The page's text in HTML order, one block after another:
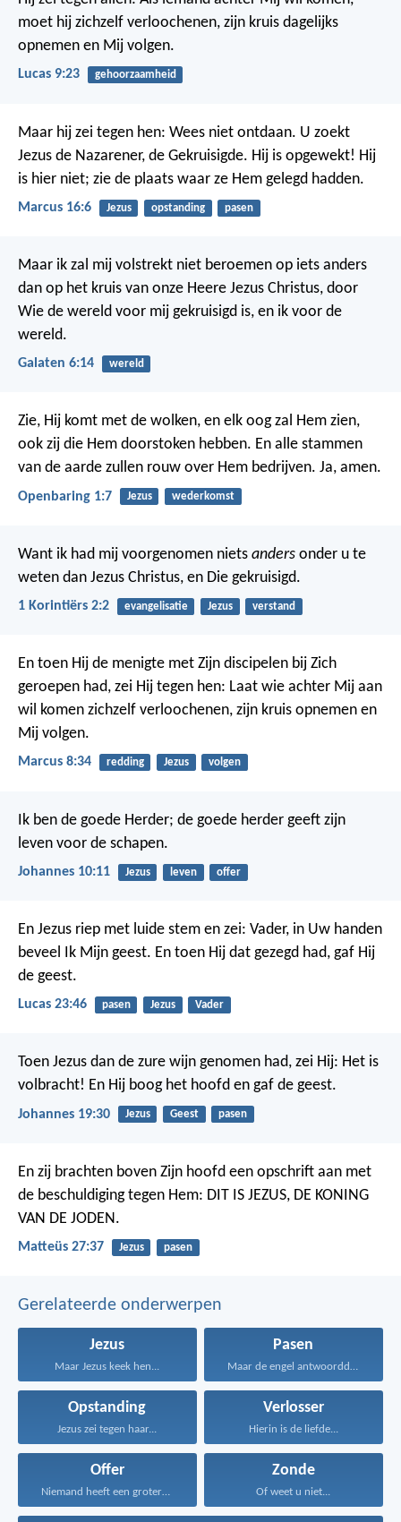
moet hij zichzelf verloochenen, zijn kruis dagelijks
opnemen en Mij volgen.
Lucas 9:23 gehoorzaamheid
Maar hij zei tegen hen: Wees niet ontdaan. U zoekt
Jezus de Nazarener, de Gekruisigde. Hij is opgewekt! Hij
is hier niet; zie de plaats waar ze Hem gelegd hadden.
Marcus 16:6 Jezus opstanding pasen
Maar ik zal mij volstrekt niet beroemen op iets anders
dan op het kruis van onze Heere Jezus Christus, door
Wie de wereld voor mij gekruisigd is, en ik voor de
wereld.
Galaten 6:14 wereld
Zie, Hij komt met de wolken, en elk oog zal Hem zien,
ook zij die Hem doorstoken hebben. En alle stammen
van de aarde zullen rouw over Hem bedrijven. Ja, amen.
Openbaring 1:7 Jezus wederkomst
Want ik had mij voorgenomen niets anders onder u te
weten dan Jezus Christus, en Die gekruisigd.
1 Korintiërs 2:2 evangelisatie Jezus verstand
En toen Hij de menigte met Zijn discipelen bij Zich
geroepen had, zei Hij tegen hen: Laat wie achter Mij aan
wil komen zichzelf verloochenen, zijn kruis opnemen en
Mij volgen.
Marcus 8:34 redding Jezus volgen
Ik ben de goede Herder; de goede herder geeft zijn
leven voor de schapen.
Johannes 10:11 Jezus leven offer
En Jezus riep met luide stem en zei: Vader, in Uw handen
beveel Ik Mijn geest. En toen Hij dat gezegd had, gaf Hij
de geest.
Lucas 23:46 pasen Jezus Vader
Toen Jezus dan de zure wijn genomen had, zei Hij: Het is
volbracht! En Hij boog het hoofd en gaf de geest.
Johannes 19:30 Jezus Geest pasen
En zij brachten boven Zijn hoofd een opschrift aan met
de beschuldiging tegen Hem: DIT IS JEZUS, DE KONING
VAN DE JODEN.
Matteüs 27:37 Jezus pasen
Gerelateerde onderwerpen
Jezus
Maar Jezus keek hen...
Pasen
Maar de engel antwoordde...
Opstanding
Jezus zei tegen haar...
Verlosser
Hierin is de liefde...
Offer
Niemand heeft een grotere...
Zonde
Of weet u niet...